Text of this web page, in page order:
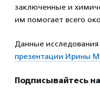
заключенные и
им помогает всего
Данные
презентации Ирины
Подписывайтесь